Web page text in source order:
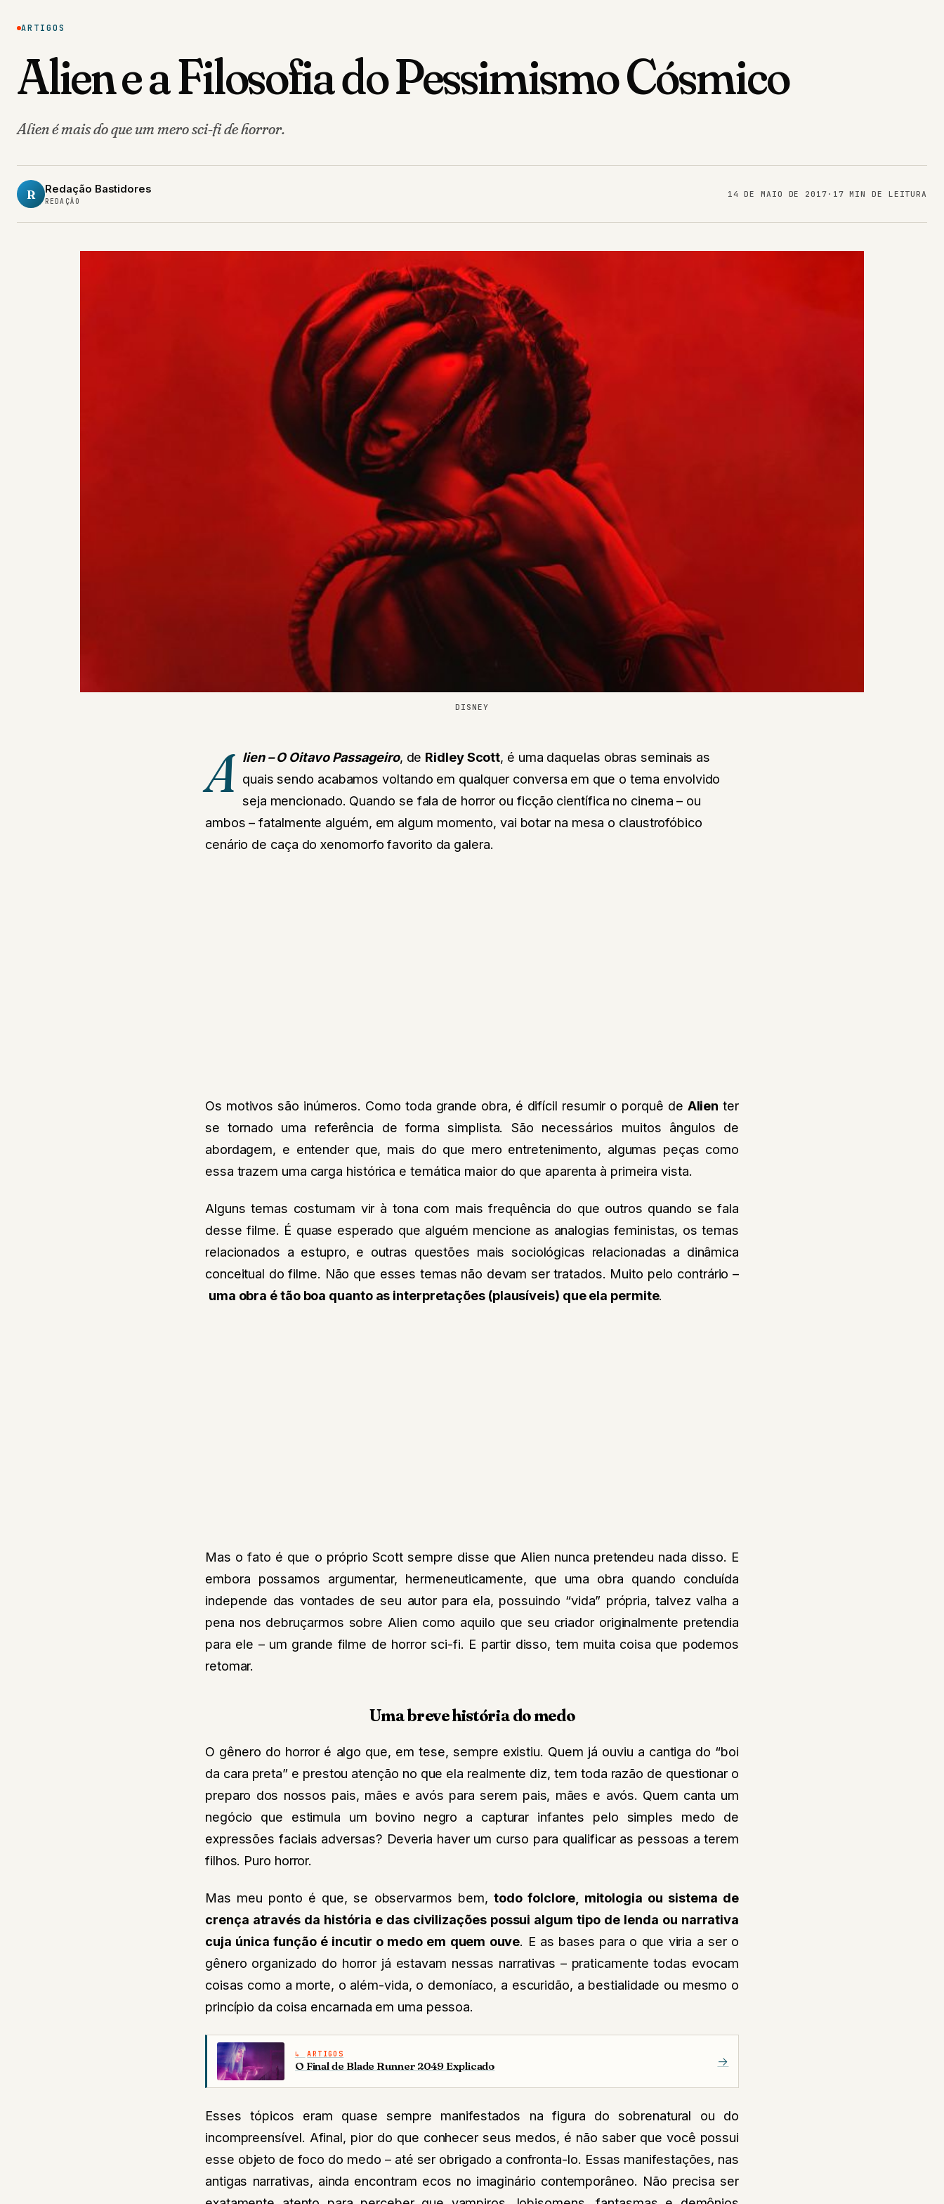
ARTIGOS
Alien e a Filosofia do Pessimismo Cósmico
Alien é mais do que um mero sci-fi de horror.
R Redação Bastidores
REDAÇÃO
14 DE MAIO DE 2017 · 17 MIN DE LEITURA
DISNEY
A lien – O Oitavo Passageiro, de Ridley Scott, é uma daquelas obras seminais as
quais sendo acabamos voltando em qualquer conversa em que o tema envolvido
seja mencionado. Quando se fala de horror ou ficção científica no cinema – ou
ambos – fatalmente alguém, em algum momento, vai botar na mesa o claustrofóbico
cenário de caça do xenomorfo favorito da galera.
Os motivos são inúmeros. Como toda grande obra, é difícil resumir o porquê de Alien ter
se tornado uma referência de forma simplista. São necessários muitos ângulos de
abordagem, e entender que, mais do que mero entretenimento, algumas peças como
essa trazem uma carga histórica e temática maior do que aparenta à primeira vista.
Alguns temas costumam vir à tona com mais frequência do que outros quando se fala
desse filme. É quase esperado que alguém mencione as analogias feministas, os temas
relacionados a estupro, e outras questões mais sociológicas relacionadas a dinâmica
conceitual do filme. Não que esses temas não devam ser tratados. Muito pelo contrário –
uma obra é tão boa quanto as interpretações (plausíveis) que ela permite.
Mas o fato é que o próprio Scott sempre disse que Alien nunca pretendeu nada disso. E
embora possamos argumentar, hermeneuticamente, que uma obra quando concluída
independe das vontades de seu autor para ela, possuindo “vida” própria, talvez valha a
pena nos debruçarmos sobre Alien como aquilo que seu criador originalmente pretendia
para ele – um grande filme de horror sci-fi. E partir disso, tem muita coisa que podemos
retomar.
Uma breve história do medo
O gênero do horror é algo que, em tese, sempre existiu. Quem já ouviu a cantiga do “boi
da cara preta” e prestou atenção no que ela realmente diz, tem toda razão de questionar o
preparo dos nossos pais, mães e avós para serem pais, mães e avós. Quem canta um
negócio que estimula um bovino negro a capturar infantes pelo simples medo de
expressões faciais adversas? Deveria haver um curso para qualificar as pessoas a terem
filhos. Puro horror.
Mas meu ponto é que, se observarmos bem,todo folclore, mitologia ou sistema de
crença através da história e das civilizações possui algum tipo de lenda ou narrativa
cuja única função é incutir o medo em quem ouve. E as bases para o que viria a ser o
gênero organizado do horror já estavam nessas narrativas – praticamente todas evocam
coisas como a morte, o além-vida, o demoníaco, a escuridão, a bestialidade ou mesmo o
princípio da coisa encarnada em uma pessoa.
ARTIGOS
O Final de Blade Runner 2049 Explicado →
Esses tópicos eram quase sempre manifestados na figura do sobrenatural ou do
incompreensível. Afinal, pior do que conhecer seus medos, é não saber que você possui
esse objeto de foco do medo – até ser obrigado a confronta-lo. Essas manifestações, nas
antigas narrativas, ainda encontram ecos no imaginário contemporâneo. Não precisa ser